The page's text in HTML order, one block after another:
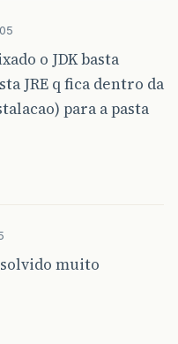
o JDK basta
JRE q fica dentro da
para a pasta
muito